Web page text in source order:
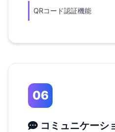
QRコード認証機能
06
コミュニケーシ